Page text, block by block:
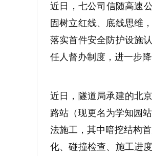
近日，七公司信随高速
固树立红线、底线思维
落实首件安全防护设施
任人督办制度，进一步
近日，隧道局承建的北
路站（现更名为学知园
法施工，其中暗挖结构
化、碰撞检查、施工进